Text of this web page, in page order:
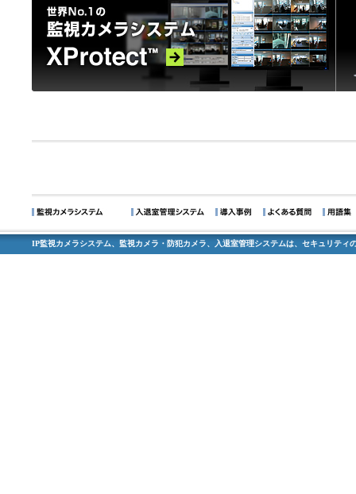
IP監視カメラシステム、監視カメラ・防犯カメラ、入退室管理システムは、セキュリティ